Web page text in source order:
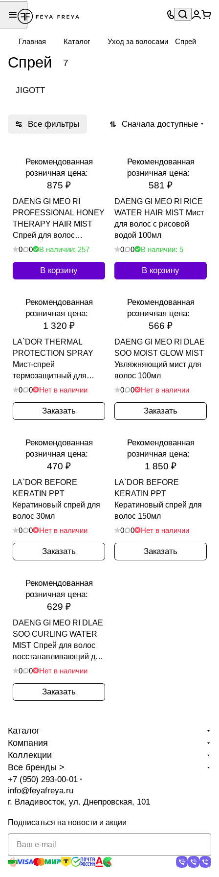
Главная Каталог Уход за волосами Спрей
Спрей 7
JIGOTT
Все фильтры Сначала доступные
Рекомендованная
розничная цена:
875 ₽
DAENG GI MEO RI
PROFESSIONAL HONEY
THERAPY HAIR MIST
Спрей для волос
восстанавливающий с
молочком 250мл
0 0 В наличии: 257
В корзину
Рекомендованная
розничная цена:
581 ₽
DAENG GI MEO RI RICE
WATER HAIR MIST Мист
для волос с рисовой
водой 100мл
0
0 В наличии: 5
В корзину
Рекомендованная
розничная цена:
1 320 ₽
LA`DOR THERMAL
PROTECTION SPRAY
Мист-спрей
термозащитный для
волос 100мл
0 0 Нет в наличии
Заказать
Рекомендованная
розничная цена:
566 ₽
DAENG GI MEO RI DLAE
SOO MOIST GLOW MIST
Увляжняющий мист для
волос 100мл
0
0 Нет в наличии
Заказать
Рекомендованная
розничная цена:
470 ₽
LA`DOR BEFORE
KERATIN PPT
Кератиновый спрей для
волос 30мл
0
0 Нет в наличии
Заказать
Рекомендованная
розничная цена:
1 850 ₽
LA`DOR BEFORE
KERATIN PPT
Кератиновый спрей для
волос 150мл
0
0 Нет в наличии
Заказать
Рекомендованная
розничная цена:
629 ₽
DAENG GI MEO RI DLAE
SOO CURLING WATER
MIST Спрей для волос
восстанавливающий для
ухода за вьющимися
0 0 Нет в наличии
Заказать
Каталог
Компания
Коллекции
Все бренды >
+7 (950) 293-00-01
info@feyafreya.ru
г. Владивосток, ул. Днепровская, 101
Подписаться на новости и акции